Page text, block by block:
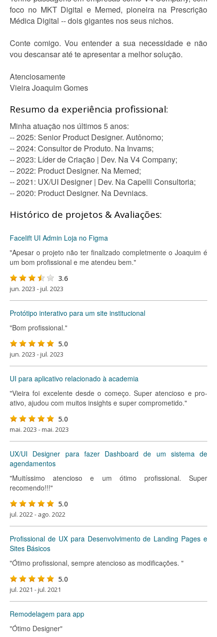
foco no MKT Digital e Memed, pioneira na Prescrição
Médica Digital -- dois gigantes nos seus nichos.
Conte comigo. Vou entender a sua necessidade e não
vou descansar até te apresentar a melhor solução.
Atenciosamente
Vieira Joaquim Gomes
Resumo da experiência profissional:
Minha atuação nos últimos 5 anos:
-- 2025: Senior Product Designer. Autônomo;
-- 2024: Consultor de Produto. Na Invams;
-- 2023: Líder de Criação | Dev. Na V4 Company;
-- 2022: Product Designer. Na Memed;
-- 2021: UX/UI Designer | Dev. Na Capelli Consultoria;
-- 2020: Product Designer. Na Devniacs.
Histórico de projetos & Avaliações:
Facelift UI Admin Loja no Figma
"Apesar o projeto não ter finalizado completmente o Joaquim é
um bom profissional e me atendeu bem."
3.6
jun. 2023 - jul. 2023
Protótipo interativo para um site institucional
"Bom profissional."
5.0
jun. 2023 - jul. 2023
UI para aplicativo relacionado à academia
"Vieira foi excelente desde o começo. Super atencioso e pro-
ativo, ajudou com muitos insights e super comprometido."
5.0
mai. 2023 - mai. 2023
UX/UI Designer para fazer Dashboard de um sistema de
agendamentos
"Muitíssimo atencioso e um ótimo profissional. Super
recomendo!!!"
5.0
jul. 2022 - ago. 2022
Profissional de UX para Desenvolvimento de Landing Pages e
Sites Básicos
"Ótimo profissional, sempre atencioso as modificações. "
5.0
jul. 2021 - jul. 2021
Remodelagem para app
"Ótimo Designer"